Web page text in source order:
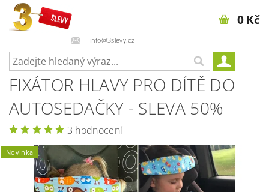
info@3slevy.cz
0 Kč
FIXÁTOR HLAVY PRO DÍTĚ DO
AUTOSEDAČKY - SLEVA 50%
3 hodnocení
Novinka